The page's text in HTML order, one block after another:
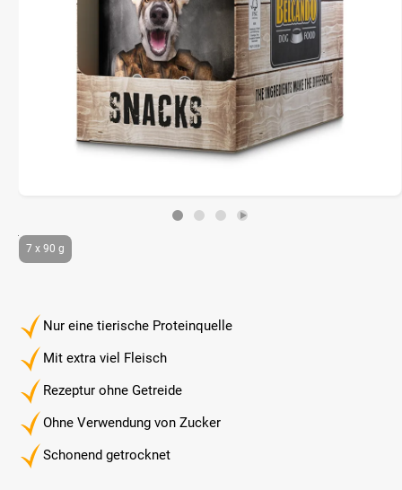
Nur eine tierische Proteinquelle
Mit extra viel Fleisch
Rezeptur ohne Getreide
Ohne Verwendung von Zucker
Schonend getrocknet
7 x 90 g